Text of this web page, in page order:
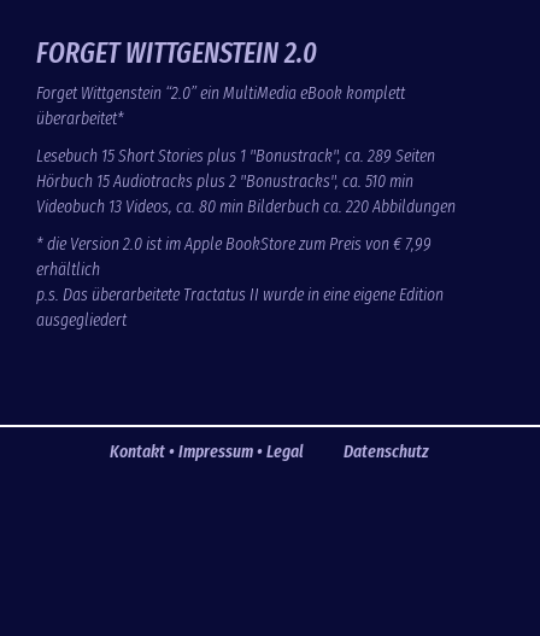
FORGET WITTGENSTEIN 2.0
Forget Wittgenstein “2.0” ein MultiMedia eBook komplett
überarbeitet*
Lesebuch 15 Short Stories plus 1 "Bonustrack", ca. 289 Seiten
Hörbuch 15 Audiotracks plus 2 "Bonustracks", ca. 510 min
Videobuch 13 Videos, ca. 80 min Bilderbuch ca. 220 Abbildungen
* die Version 2.0 ist im Apple BookStore zum Preis von € 7,99
erhältlich
p.s. Das überarbeitete Tractatus II wurde in eine eigene Edition
ausgegliedert
Fußzeile
Kontakt • Impressum • Legal Datenschutz